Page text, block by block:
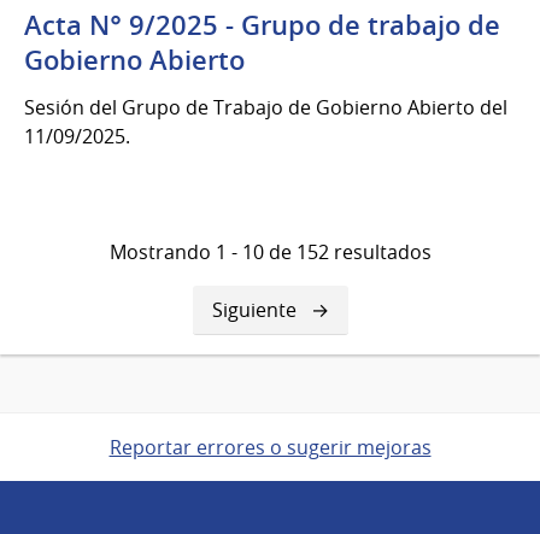
Acta N° 9/2025 - Grupo de trabajo de
Gobierno Abierto
Sesión del Grupo de Trabajo de Gobierno Abierto del
11/09/2025.
Mostrando 1 - 10 de 152 resultados
Siguiente
página
Siguiente
Reportar errores o sugerir mejoras